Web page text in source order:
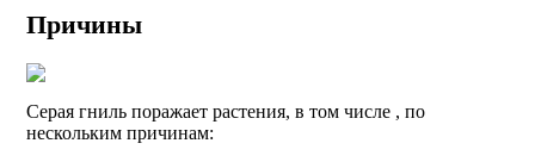
Причины
Серая гниль поражает растения, в том числе , по
нескольким причинам: